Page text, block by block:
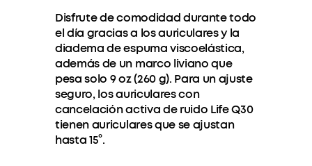
Disfrute de comodidad durante todo
el día gracias a los auriculares y la
diadema de espuma viscoelástica,
además de un marco liviano que
pesa solo 9 oz (260 g). Para un ajuste
seguro, los auriculares con
cancelación activa de ruido Life Q30
tienen auriculares que se ajustan
hasta 15°.